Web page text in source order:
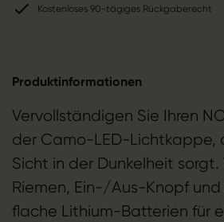
Kostenloses 90-tägiges Rückgaberecht
Produktinformationen
Vervollständigen Sie Ihren
der Camo-LED-Lichtkappe,
Sicht in der Dunkelheit sorgt.
Riemen, Ein-/Aus-Knopf
flache Lithium-Batterien für